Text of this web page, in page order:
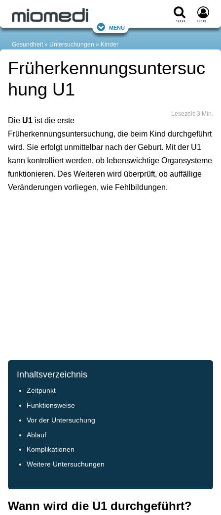
Suche Login
Menü
Gesundheit Untersuchungen Kinder
Früherkennungsuntersuc
hung U1
Lesezeit: 3 Min.
Die U1 ist die erste
Früherkennungsuntersuchung, die beim Kind durchgeführt
wird. Sie erfolgt unmittelbar nach der Geburt. Mit der U1
kann kontrolliert werden, ob lebenswichtige Organsysteme
funktionieren. Des Weiteren wird überprüft, ob auffällige
Veränderungen vorliegen, wie Fehlbildungen.
Inhaltsverzeichnis
Zeitpunkt
Funktionsweise
Vor der Untersuchung
Ablauf
Komplikationen
Weitere Untersuchungen
Wann wird die U1 durchgeführt?